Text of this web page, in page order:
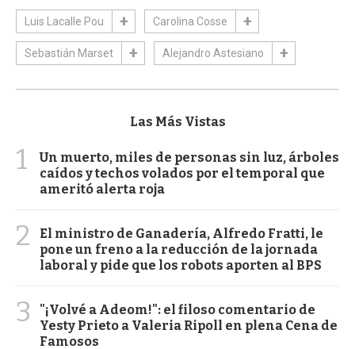
Luis Lacalle Pou Carolina Cosse
Sebastián Marset Alejandro Astesiano
Las Más Vistas
1
Un muerto, miles de personas sin luz, árboles
caídos y techos volados por el temporal que
ameritó alerta roja
2
El ministro de Ganadería, Alfredo Fratti, le
pone un freno a la reducción de la jornada
laboral y pide que los robots aporten al BPS
3
"¡Volvé a Adeom!": el filoso comentario de
Yesty Prieto a Valeria Ripoll en plena Cena de
Famosos